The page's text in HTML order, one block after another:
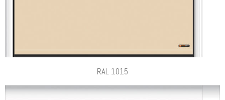
RAL 1015